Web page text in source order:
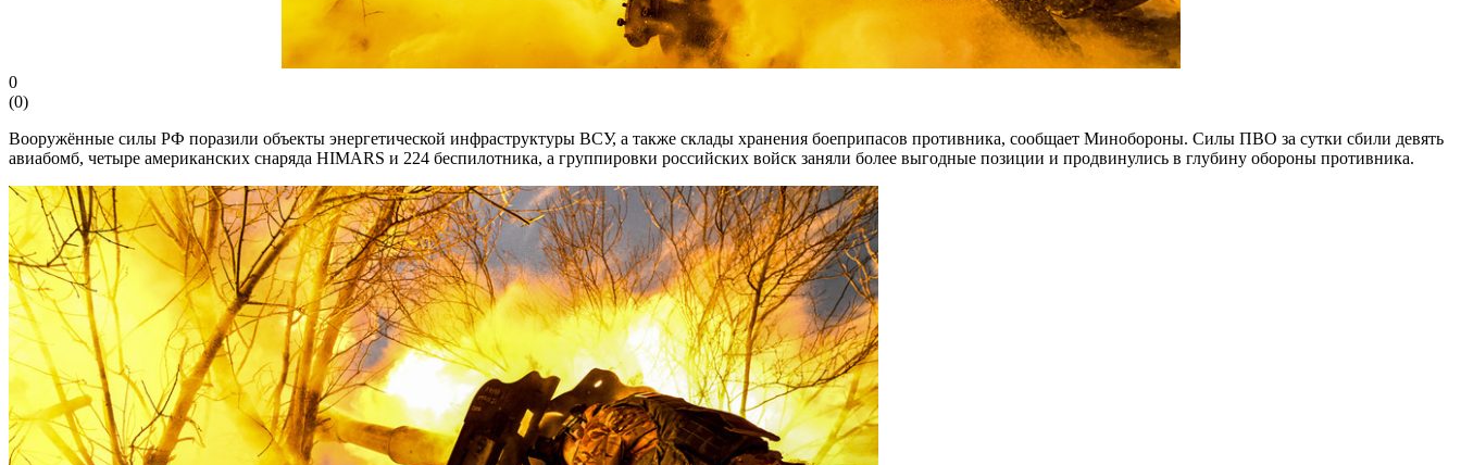
0
(0)
Вооружённые силы РФ поразили объекты энергетической инфраструктуры ВСУ, а также склады хранения боеприпасов противника, сообщает Минобороны. Силы ПВО за сутки сбили девять
авиабомб, четыре американских снаряда HIMARS и 224 беспилотника, а группировки российских войск заняли более выгодные позиции и продвинулись в глубину обороны противника.